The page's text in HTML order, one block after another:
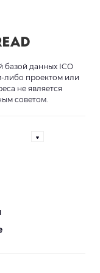
базой данных ICO
либо проектом или
не является
советом.